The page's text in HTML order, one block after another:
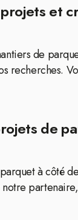
et
de
recherches.
de
à côté